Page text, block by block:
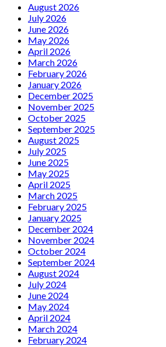
August 2026
July 2026
June 2026
May 2026
April 2026
March 2026
February 2026
January 2026
December 2025
November 2025
October 2025
September 2025
August 2025
July 2025
June 2025
May 2025
April 2025
March 2025
February 2025
January 2025
December 2024
November 2024
October 2024
September 2024
August 2024
July 2024
June 2024
May 2024
April 2024
March 2024
February 2024